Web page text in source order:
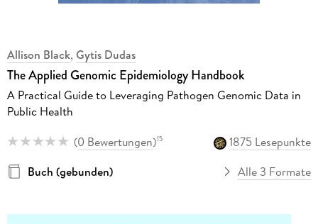
Allison Black, Gytis Dudas
The Applied Genomic Epidemiology Handbook
A Practical Guide to Leveraging Pathogen Genomic Data in
Public Health
(0 Bewertungen)15
1875 Lesepunkte
Buch (gebunden)
Alle 3 Formate